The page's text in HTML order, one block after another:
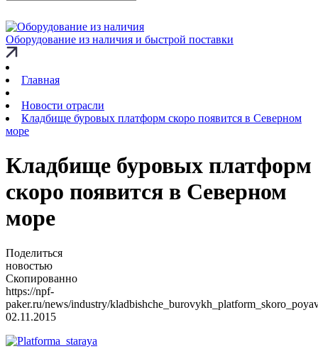
Оборудование из наличия и быстрой поставки
Главная
Новости отрасли
Кладбище буровых платформ скоро появится в Северном
море
Кладбище буровых платформ
скоро появится в Северном
море
Поделиться
новостью
Скопированно
https://npf-
paker.ru/news/industry/
02.11.2015